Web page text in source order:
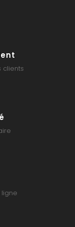
clients